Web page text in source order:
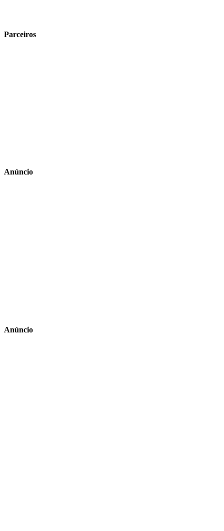
Parceiros
Anúncio
Anúncio